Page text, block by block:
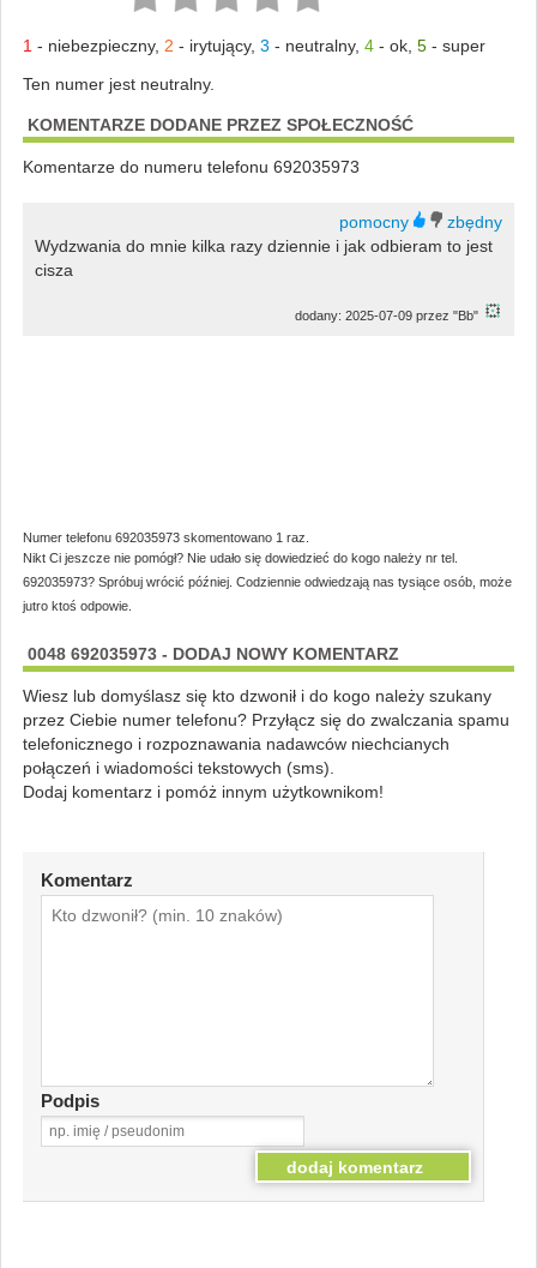
1 - niebezpieczny, 2 - irytujący, 3 - neutralny, 4- ok, 5- super
Ten numer jest neutralny.
KOMENTARZE DODANE PRZEZ SPOŁECZNOŚĆ
Komentarze do numeru telefonu 692035973
Wydzwania do mnie kilka razy dziennie i jak odbieram to jest
cisza
dodany: 2025-07-09 przez "Bb"
Numer telefonu 692035973 skomentowano 1 raz.
Nikt Ci jeszcze nie pomógł? Nie udało się dowiedzieć do kogo należy nr tel.
692035973? Spróbuj wrócić później. Codziennie odwiedzają nas tysiące osób, może
jutro ktoś odpowie.
0048 692035973 - DODAJ NOWY KOMENTARZ
Wiesz lub domyślasz się kto dzwonił i do kogo należy szukany
przez Ciebie numer telefonu? Przyłącz się do zwalczania spamu
telefonicznego i rozpoznawania nadawców niechcianych
połączeń i wiadomości tekstowych (sms).
Dodaj komentarz i pomóż innym użytkownikom!
Komentarz
Podpis